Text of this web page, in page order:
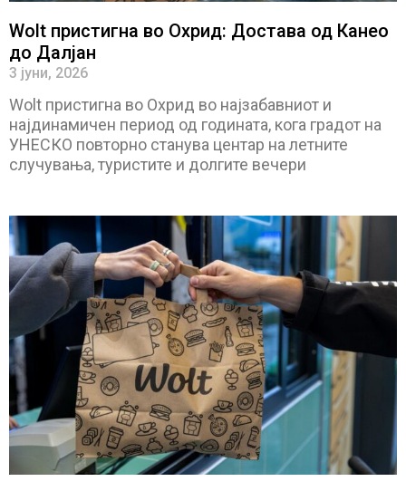
Wolt пристигна во Охрид: Достава од Канео
до Далјан
3 јуни, 2026
Wolt пристигна во Охрид во најзабавниот и
најдинамичен период од годината, кога градот на
УНЕСКО повторно станува центар на летните
случувања, туристите и долгите вечери